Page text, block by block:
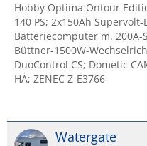
Hobby Optima Ontour
140 PS; 2x150Ah
Batteriecomputer m.
Büttner-1500W-
DuoControl CS; Dometic
HA; ZENEC Z-E3766
Watergate